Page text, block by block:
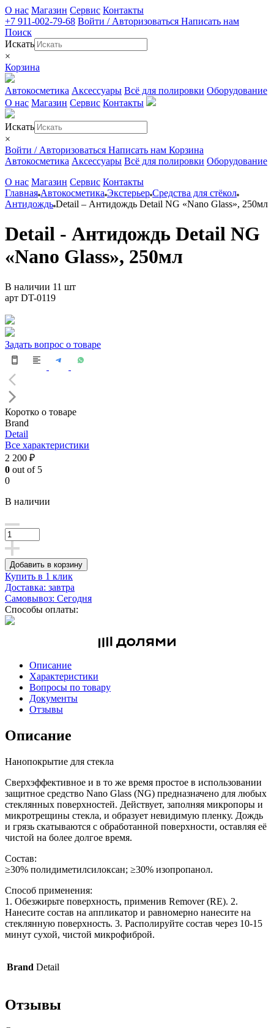
О нас Магазин Сервис Контакты
+7 911-002-79-68 Войти / Авторизоваться Написать нам
Поиск
Искать
×
Корзина
Автокосметика Аксессуары Всё для полировки Оборудование
О нас Магазин Сервис Контакты
Искать
×
Войти / Авторизоваться Написать нам Корзина
Автокосметика Аксессуары Всё для полировки Оборудование
О нас Магазин Сервис Контакты
Главная Автокосметика Экстерьер Средства для стёкол
Антидождь Detail – Антидождь Detail NG «Nano Glass», 250мл
Detail - Антидождь Detail NG
«Nano Glass», 250мл
В наличии 11 шт
арт DT-0119
Задать вопрос о товаре
Коротко о товаре
Brand
Detail
Все характеристики
2 200 ₽
0 out of 5
0
В наличии
Добавить в корзину
Купить в 1 клик
Доставка: завтра
Самовывоз: Сегодня
Способы оплаты:
Описание
Характеристики
Вопросы по товару
Документы
Отзывы
Описание
Нанопокрытие для стекла
Сверхэффективное и в то же время простое в использовании
защитное средство Nano Glass (NG) предназначено для любых
стеклянных поверхностей. Действует, заполняя микропоры и
микротрещины стекла, и образует невидимую пленку. Дождь
и грязь скатываются с обработанной поверхности, оставляя её
чистой на более долгое время.
Состав:
≥30% полидиметилсилоксан; ≥30% изопропанол.
Способ применения:
1. Обезжирьте поверхность, применив Remover (RE). 2.
Нанесите состав на аппликатор и равномерно нанесите на
стеклянную поверхность. 3. Располируйте состав через 10-15
минут сухой, чистой микрофиброй.
Brand Detail
Отзывы